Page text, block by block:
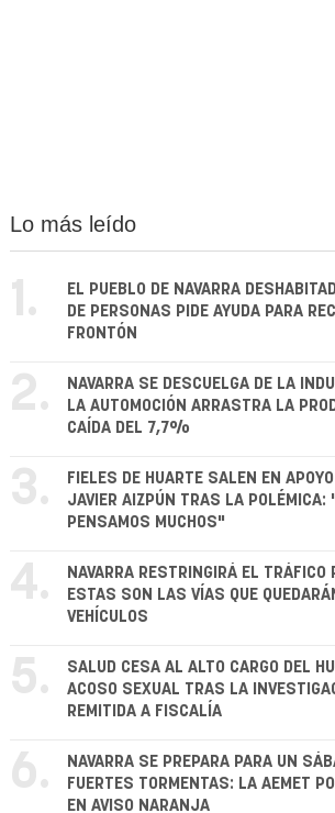
Lo más leído
1.
EL PUEBLO DE NAVARRA
DE PERSONAS PIDE AYUDA PARA
FRONTÓN
2.
NAVARRA SE DESCUELGA DE LA
LA AUTOMOCIÓN ARRASTRA LA
CAÍDA DEL 7,7%
3.
FIELES DE HUARTE SALEN EN
JAVIER AIZPÚN TRAS LA POLÉMICA:
PENSAMOS MUCHOS"
4.
NAVARRA RESTRINGIRÁ EL TRÁFICO
ESTAS SON LAS VÍAS QUE
VEHÍCULOS
5.
SALUD CESA AL ALTO CARGO DEL
ACOSO SEXUAL TRAS LA
REMITIDA A FISCALÍA
6.
NAVARRA SE PREPARA PARA UN
FUERTES TORMENTAS: LA AEMET
EN AVISO NARANJA